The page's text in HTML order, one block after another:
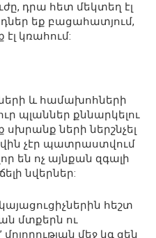
դրա հետ մեկտեղ էլ
եք բացահատյում,
կռահում:
և համախոհների
պլաններ քննարկելու
ների ներշնչել
չէր պատրաստվում
են ոչ այնքան զգալի
նվերներ:
հեշտ
մտքերն ու
մեջ կգ ցեն